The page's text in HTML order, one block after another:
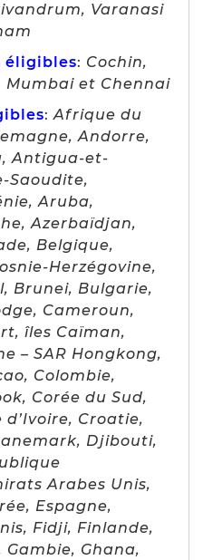
Varanasi
éligibles: Cochin,
Mumbai et Chennai
:Afrique du
Andorre,
Antigua-et-
Saoudite,
Aruba,
Azerbaïdjan,
Belgique,
Herzégovine,
Brunei, Bulgarie,
Cameroun,
îles Caïman,
– SAR Hongkong,
Colombie,
Corée du Sud,
d’Ivoire, Croatie,
Djibouti,
Arabes Unis,
Espagne,
Fidji, Finlande,
Gambie, Ghana,